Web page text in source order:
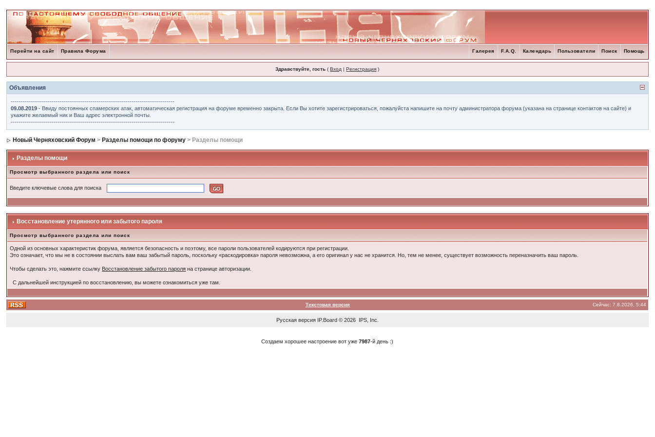
Перейти на сайт Правила Форума Помощь
Поиск
Пользователи
Календарь
F.A.Q.
Галерея
Здравствуйте, гость (Вход |Регистрация )
Объявления
------------------------------------------------------------------------------------
09.08.2019 - Ввиду постоянных спамерских атак, автоматическая регистрация на форуме временно закрыта. Если Вы хотите зарегистрироваться, пожалуйста напишите на почту администратора форума (указана на странице контактов на сайте) и
укажите желаемый ник и Ваш адрес электронной почты.
------------------------------------------------------------------------------------
Новый Черняховский Форум > Разделы помощи по форуму > Разделы помощи
Разделы помощи
Просмотр выбранного раздела или поиск
Введите ключевые слова для поиска
Восстановление утерянного или забытого пароля
Просмотр выбранного раздела или поиск
Одной из основных характеристик форума, является безопасность и поэтому, все пароли пользователей кодируются при регистрации.
Это означает, что мы не в состоянии выслать вам ваш забытый пароль, поскольку «раскодировка» пароля невозможна, а его оригинал у нас не хранится. Но, тем не менее, существует возможность переназначить ваш пароль.
Чтобы сделать это, нажмите ссылку Восстановление забытого пароля на странице авторизации.
С дальнейшей инструкцией по восстановлению, вы можете ознакомиться уже там.
Текстовая версия Сейчас: 7.8.2026, 5:44
Русская версия IP.Board© 2026 IPS, Inc
Создаем хорошее настроение вот уже7987-й день :)